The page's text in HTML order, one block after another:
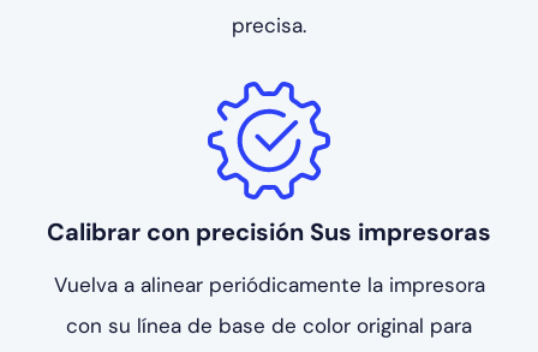
precisa.
Calibrar con precisión Sus impresoras
Vuelva a alinear periódicamente la impresora
con su línea de base de color original para